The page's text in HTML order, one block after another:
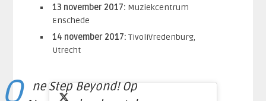
13 november 2017: Muziekcentrum
Enschede
14 november 2017: TivoliVredenburg,
Utrecht
O
ne Step Beyond! Op